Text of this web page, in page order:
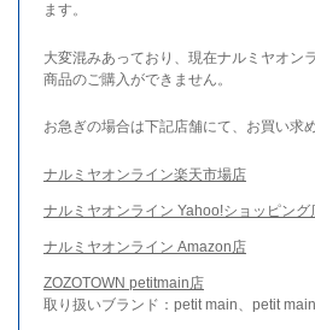
ます。
大変混みあっており、現在ナルミヤオン
商品のご購入ができません。
お急ぎの場合は下記店舗にて、お買い求
ナルミヤオンライン楽天市場店
ナルミヤオンライン Yahoo!ショッピング
ナルミヤオンライン Amazon店
ZOZOTOWN petitmain店
取り扱いブランド：petit main、petit